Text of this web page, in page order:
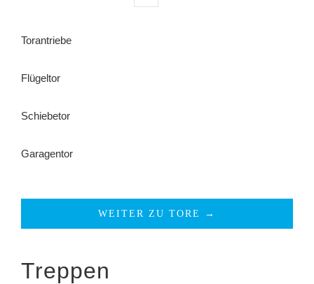
Torantriebe
Flügeltor
Schiebetor
Garagentor
WEITER ZU TORE →
Treppen